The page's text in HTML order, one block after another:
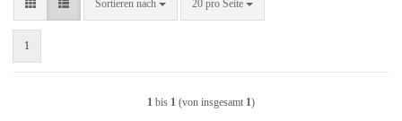
Sortieren nach
Sortieren nach 20 pro Seite
pro Seite
1
1 bis 1 (von insgesamt 1)